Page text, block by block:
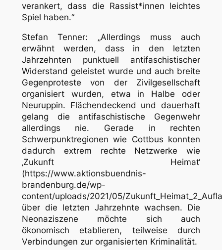
verankert, dass die Rassist*innen leichtes
Spiel haben.“
Stefan Tenner: „Allerdings muss auch
erwähnt werden, dass in den letzten
Jahrzehnten punktuell antifaschistischer
Widerstand geleistet wurde und auch breite
Gegenproteste von der Zivilgesellschaft
organisiert wurden, etwa in Halbe oder
Neuruppin. Flächendeckend und dauerhaft
gelang die antifaschistische Gegenwehr
allerdings nie. Gerade in rechten
Schwerpunktregionen wie Cottbus konnten
dadurch extrem rechte Netzwerke wie
‚Zukunft Heimat‘
(https://www.aktionsbuendnis-
brandenburg.de/wp-
content/uploads/2021/05/
über die letzten Jahrzehnte wachsen. Die
Neonaziszene möchte sich auch
ökonomisch etablieren, teilweise durch
Verbindungen zur organisierten Kriminalität.